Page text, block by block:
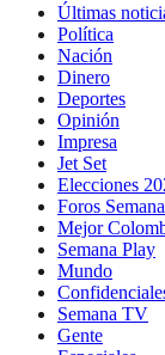
Últimas
Política
Nación
Dinero
Deportes
Opinión
Impresa
Jet Set
Elecciones
Foros Semana
Mejor
Semana Play
Mundo
Semana TV
Gente